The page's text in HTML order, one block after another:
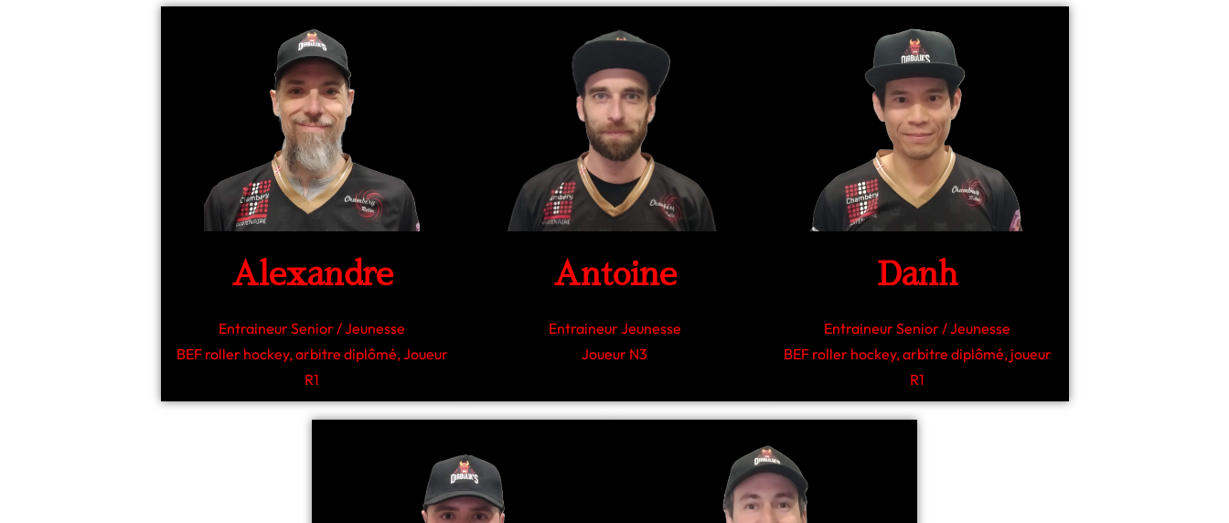
Alexandre
Entraineur Senior / Jeunesse
BEF roller hockey, arbitre diplômé, Joueur
R1
Antoine
Entraineur Jeunesse
Joueur N3
Danh
Entraineur Senior / Jeunesse
BEF roller hockey, arbitre diplômé, joueur
R1